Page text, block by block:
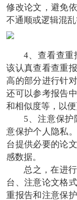
修改论文，避免
不通顺或逻辑混乱
4、查看查重
该认真查看查重
高的部分进行针
还可以参考报告
和相似度等，以
5、注意保
意保护个人隐私
台提供必要的论
感数据。
总之，在进
台、注意论文格
重报告和注意保